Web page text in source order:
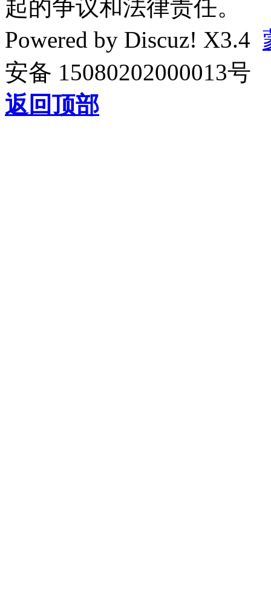
起的争议和法律责任。
Powered by Discuz! X3.4
安备 15080202000013号
返回顶部